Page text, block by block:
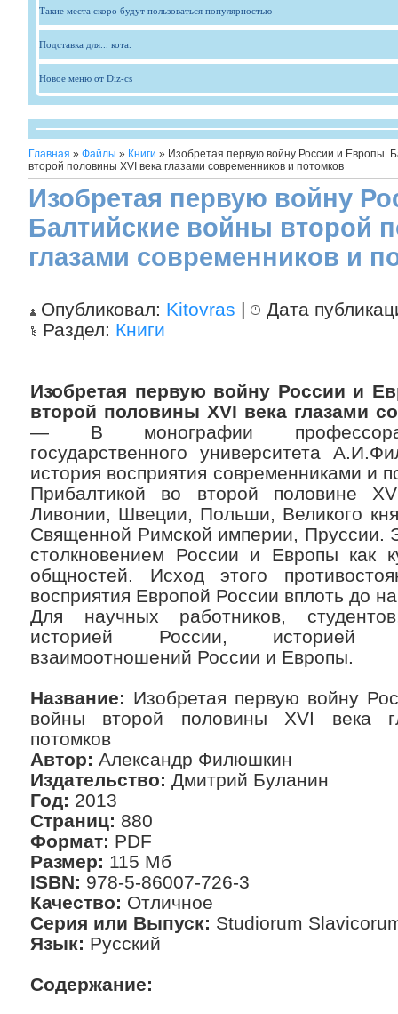
Такие места скоро будут пользоваться популярностью
Подставка для... кота.
Новое меню от Diz-cs
Главная » Файлы » Книги » Изобретая первую войну России и Европы.
второй половины XVI века глазами современников и потомков
Изобретая первую войну
Балтийские войны второй
глазами современников и
Опубликовал: Kitovras |
Дата
Раздел: Книги
Изобретая первую войну России и
второй половины XVI века глазами
— В монографии профессора
государственного университета
история восприятия современниками и
Прибалтикой во второй половине
Ливонии, Швеции, Польши, Великого
Священной Римской империи, Пруссии.
столкновением России и Европы как
общностей. Исход этого
восприятия Европой России вплоть до
Для научных работников,
историей России, историей
взаимоотношений России и Европы.
Название: Изобретая первую войну
войны второй половины XVI века
потомков
Автор: Александр Филюшкин
Издательство: Дмитрий Буланин
Год: 2013
Страниц: 880
Формат: PDF
Размер: 115 Мб
ISBN: 978-5-86007-726-3
Качество: Отличное
Серия или Выпуск: Studiorum
Язык: Русский
Содержание: